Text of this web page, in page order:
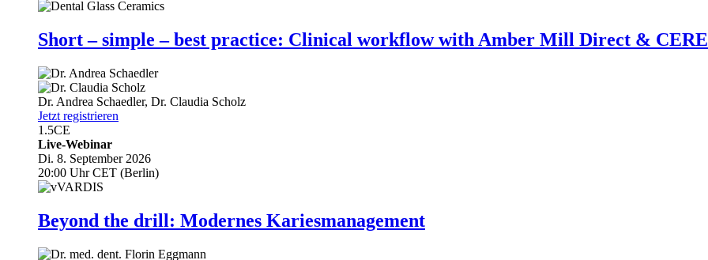
Short – simple – best practice: Clinical workflow with Amber Mill Direct &
Dr. Andrea Schaedler, Dr. Claudia Scholz
Jetzt registrieren
1.5CE
Live-Webinar
Di. 8. September 2026
20:00 Uhr CET (Berlin)
Beyond the drill: Modernes Kariesmanagement